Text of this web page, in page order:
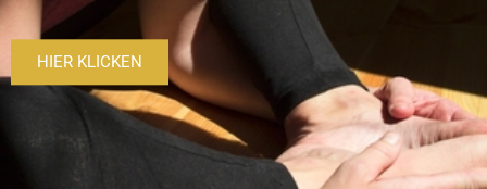
HIER KLICKEN